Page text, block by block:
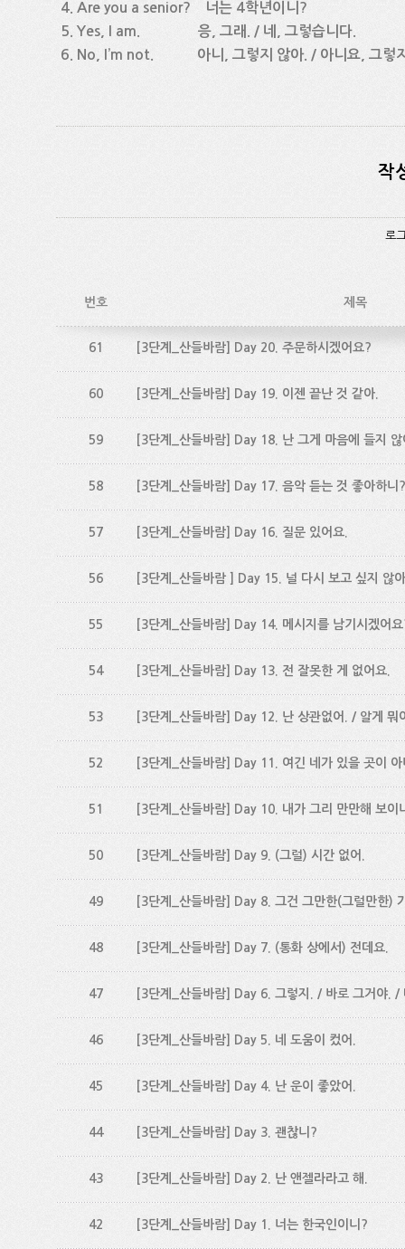
4. Are you a senior? 너는 4학년이니?
5. Yes, I am. 응, 그래. / 네, 그렇습니다.
6. No, I’m not. 아니, 그렇지 않아. / 아니요, 그렇
작
로
번호 제목
61 [3단계_산들바람] Day 20. 주문하시겠어요?
60 [3단계_산들바람] Day 19. 이젠 끝난 것 같아.
59 [3단계_산들바람] Day 18. 난 그게 마음에 들지 않
58 [3단계_산들바람] Day 17. 음악 듣는 것 좋아하니?
57 [3단계_산들바람] Day 16. 질문 있어요.
56 [3단계_산들바람 ] Day 15. 널 다시 보고 싶지 않
55 [3단계_산들바람] Day 14. 메시지를 남기시겠어
54 [3단계_산들바람] Day 13. 전 잘못한 게 없어요.
53 [3단계_산들바람] Day 12. 난 상관없어. / 알게 뭐
52 [3단계_산들바람] Day 11. 여긴 네가 있을 곳이
51 [3단계_산들바람] Day 10. 내가 그리 만만해 보이
50 [3단계_산들바람] Day 9. (그럴) 시간 없어.
49 [3단계_산들바람] Day 8. 그건 그만한(그럴만한)
48 [3단계_산들바람] Day 7. (통화 상에서) 전데요.
47 [3단계_산들바람] Day 6. 그렇지. / 바로 그거야. /
46 [3단계_산들바람] Day 5. 네 도움이 컸어.
45 [3단계_산들바람] Day 4. 난 운이 좋았어.
44 [3단계_산들바람] Day 3. 괜찮니?
43 [3단계_산들바람] Day 2. 난 앤젤라라고 해.
42 [3단계_산들바람] Day 1. 너는 한국인이니?